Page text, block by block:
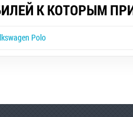
К КОТОРЫМ
Polo